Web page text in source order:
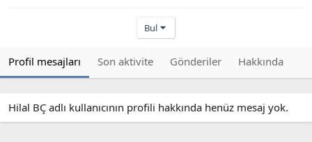
Bul
Profil mesajları Son aktivite Gönderiler Hakkında
Hilal BÇ adlı kullanıcının profili hakkında henüz mesaj yok.